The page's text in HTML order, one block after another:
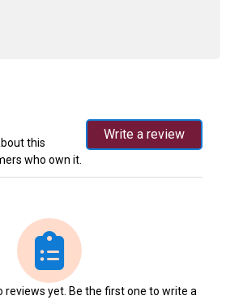
this
who own it.
Write a review
reviews yet. Be the first one to write a